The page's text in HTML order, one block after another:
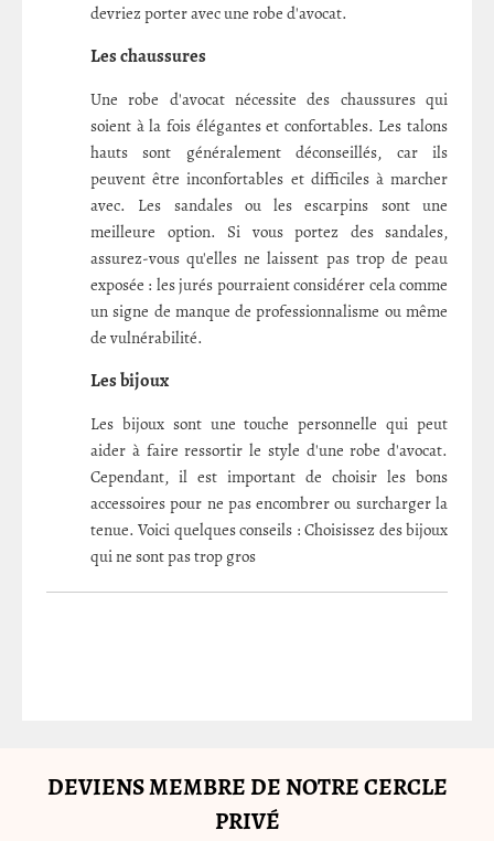
devriez porter avec une robe d'avocat.
Les chaussures
Une robe d'avocat nécessite des chaussures qui
soient à la fois élégantes et confortables. Les talons
hauts sont généralement déconseillés, car ils
peuvent être inconfortables et difficiles à marcher
avec. Les sandales ou les escarpins sont une
meilleure option. Si vous portez des sandales,
assurez-vous qu'elles ne laissent pas trop de peau
exposée : les jurés pourraient considérer cela comme
un signe de manque de professionnalisme ou même
de vulnérabilité.
Les bijoux
Les bijoux sont une touche personnelle qui peut
aider à faire ressortir le style d'une robe d'avocat.
Cependant, il est important de choisir les bons
accessoires pour ne pas encombrer ou surcharger la
tenue. Voici quelques conseils : Choisissez des bijoux
qui ne sont pas trop gros
DEVIENS MEMBRE DE NOTRE CERCLE
PRIVÉ